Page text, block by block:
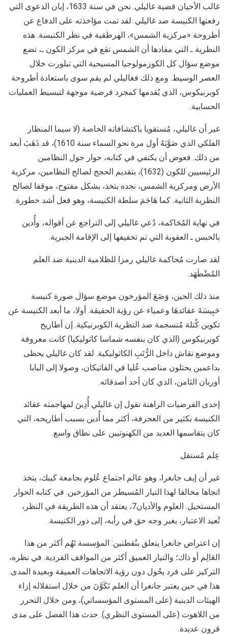
غالب الأحيان قضية غاليلي. نحن في سنة 1633، إبان الدعوى التي
رفعتها الكنيسة ضد غاليلي. لقد تمت مؤاخذته على الدفاع عن
أطروحة «مركزية الشمس»، الهرطقية في نظر الكنيسة. هذه
النظرية ـ التي مفادها أن الشمس تقع في مركز الكون ـ، تضع
موضع سؤال كل الكوزمولوجيا المسيحية التي تبلورت خلال
العصر الوسيط. ومع ذلك فغاليلي لم يقم سوى باستعادة أطروحة
كوبرنيكوس، الذي يُقدمها كمجرد فرضية موجهة لتبسيط العمليات
الحسابية.
غير أن غاليلي، مُستقويا باكتشافاته الخاصة (لا سيما المنظار
الفلكي الذي صَوَّبَهُ أول مرة نحو السماء سنة 1610)، قد ذَهَبَ أبعد
من ذلك. فعوض أن يكتفي في كتابه، حوار حول النظامين
الرئيسيين للكون (1632)، بتقديم الحجج لصالح النظامين، مركزية
الأرض ومركزية الشمس، نجده يتخذ، بشكل مفتوح، موقفا لصالح
النظرية الثانية. كما هَاجَمَ سلطة الكنيسة، وهو فعل أشد خطورة.
في نهاية المُحَاكمة، دُعي غاليلي إلى التراجع عن أقواله، وأُدين
بالحبس ـ العقوبة التي تم تخفيفها إلى الإقامة الجبرية.
لقد صارت مُحاكمة غاليلي رمزا للظلامية الدينية ضد العلم
المُضْطَهَد.
منذ ذلك الحين، وَضَعَ المؤرخون موضع سؤال صورة كنيسة
حَبِيسَةَ عقائدهَا وعمياء عن رؤية الحقيقة. أولا، ما أبعد الكنيسة عن
تكوين كُتلة مُنسجمة ضد النظرية الكوبرنيكية. إن أطاريح
كوبرنيكوس (الذي كان بنفسه شماسا كاثوليكيا) كانت معروفة
وموضع نقاش داخل الرُّتَبِ الكاثوليكية. لقد كان غاليلي يحظى
بداعمين يحتلون مناصب عُليا في الفاتيكان، وصولا إلى البابا
أوربان الثامن، الذي كان أحد أصدقائه.
إحدى الفرضيات الراهنة تقول إن غاليلي أُدِينَ لمهاجمته عقائد
الكنيسة بكثير من العجرفة، أكثر مما أُدين بسبب أطاريحه، التي
كان يتقاسمها العديد من الكهنوتيين على نطاق واسع.
عِلم مُستقل
غير أن إيف جانغرا، وهو عالم اجتماع عُلوم بجامعة كيبك، يتخذ
اتجاها مخالفا لهذا التيار المُسيطر من المؤرخين. في كتابه الحوار
المستحيل. العلوم والأديان7، يعتقد أن هذه الطريقة في النظر،
تُعيد الاعتبار، بغير وجه حق في رأيه، إلى دور الكنيسة.
إن اعتراض جانغرا يتعلق بنُقطتين: المؤسسة تَهُم أكثر من هذا
العَالِم أو ذاك؛ والتيار العميق أكثر من المواقف الفردية. في نظره،
التركيز على فرد يحُول دون رؤية الاتجاهات العميقة وبعيدة المدى.
هذا في حين يعتبر جانغرا أن العلم تَكَوَّنَ من خلال استقلاله إزاء
الهيئات الدينية (على المستوى المؤسساتي)، ومن خلال التحرر
من اللاهوت (على المستوى النظري). حدث هذا الفصل على مدى
قرون عديدة.